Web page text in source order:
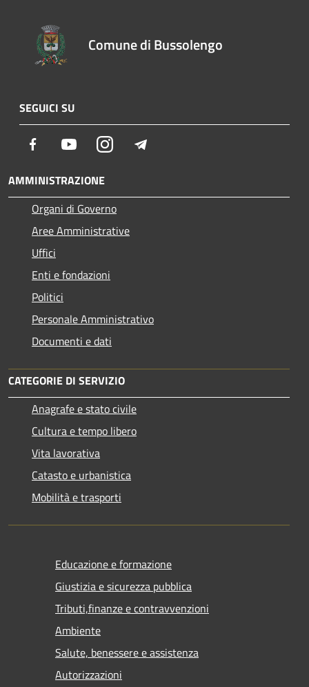
Comune di Bussolengo
SEGUICI SU
Facebook YoutubeInstagram
AMMINISTRAZIONE
Organi di Governo
Aree Amministrative
Uffici
Enti e fondazioni
Politici
Personale Amministrativo
Documenti e dati
CATEGORIE DI SERVIZIO
Anagrafe e stato civile
Cultura e tempo libero
Vita lavorativa
Catasto e urbanistica
Mobilità e trasporti
Educazione e formazione
Giustizia e sicurezza pubblica
Tributi,finanze e contravvenzioni
Ambiente
Salute, benessere e assistenza
Autorizzazioni